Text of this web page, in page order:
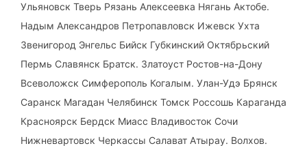
Ульяновск Тверь Рязань Алексеевка Нягань Актобе.
Надым Александров Петропавловск Ижевск Ухта
Звенигород Энгельс Бийск Губкинский Октябрьский
Пермь Славянск Братск. Златоуст Ростов-на-Дону
Всеволожск Симферополь Когалым. Улан-Удэ Брянск
Саранск Магадан Челябинск Томск Россошь Караганда
Красноярск Бердск Миасс Владивосток Сочи
Нижневартовск Черкассы Салават Атырау. Волхов.